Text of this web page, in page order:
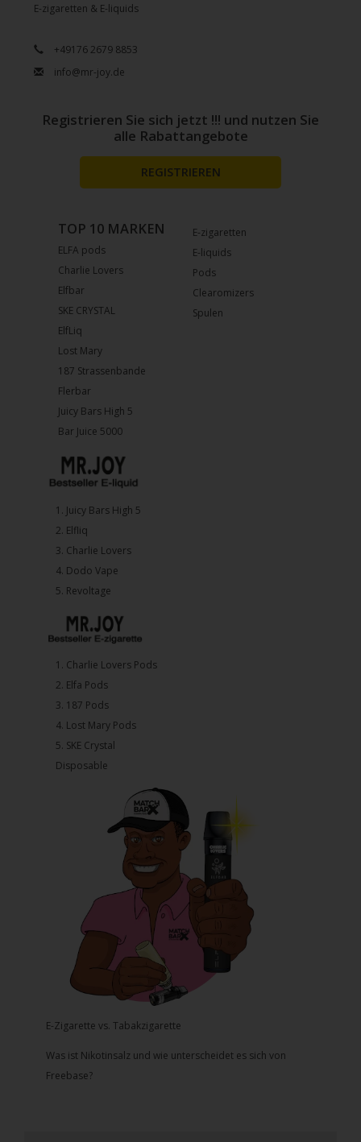
E-zigaretten & E-liquids
+49176 2679 8853
info@mr-joy.de
E-zigaretten
E-liquids
Pods
Clearomizers
Spulen
TOP 10 MARKEN
ELFA pods
Charlie Lovers
Elfbar
SKE CRYSTAL
ElfLiq
Lost Mary
187 Strassenbande
Flerbar
Juicy Bars High 5
Bar Juice 5000
1.⁠ ⁠Juicy Bars High 5
2.⁠ ⁠⁠Elfliq
3.⁠ ⁠⁠Charlie Lovers
4.⁠ ⁠⁠Dodo Vape
5. ⁠Revoltage
1.⁠ ⁠Charlie Lovers Pods
2.⁠ ⁠⁠Elfa Pods
3.⁠ ⁠⁠187 Pods
4.⁠ ⁠⁠Lost Mary Pods
5.⁠ ⁠⁠SKE Crystal
Disposable
E-Zigarette vs. Tabakzigarette
Was ist Nikotinsalz und wie unterscheidet es sich von
Freebase?
Registrieren Sie sich jetzt !!! und nutzen Sie
alle Rabattangebote
REGISTRIEREN